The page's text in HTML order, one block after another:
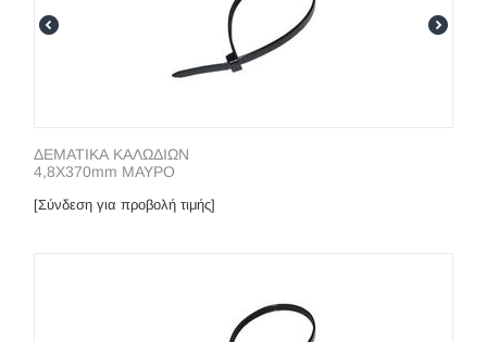
ΔΕΜΑΤΙΚΑ ΚΑΛΩΔΙΩΝ
4,8X370mm ΜΑΥΡΟ
[Σύνδεση για προβολή τιμής]